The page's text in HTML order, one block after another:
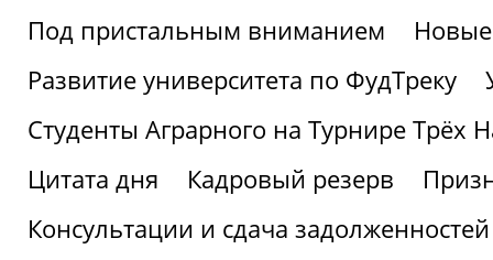
Под пристальным вниманием
Развитие университета по ФудТреку
Студенты Аграрного на Турнире Трёх
Цитата дня
Кадровый резерв
Консультации и сдача